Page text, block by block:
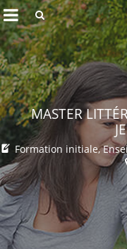
Rechercher
MASTER
Formation initiale,